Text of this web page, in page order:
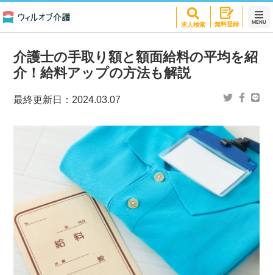
求人検索 無料登録 MENU
介護士の手取り額と額面給料の平均を紹
介！給料アップの方法も解説
最終更新日： 2024.03.07